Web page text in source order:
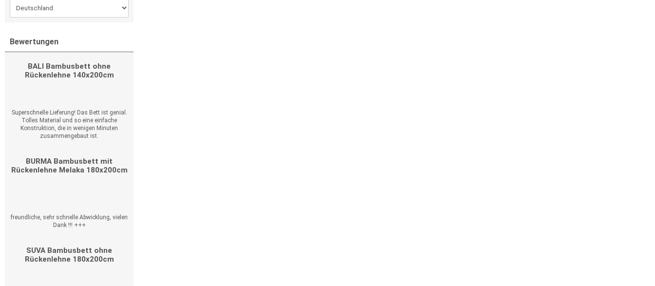
Bewertungen
BALI Bambusbett ohne
Rückenlehne 140x200cm
Superschnelle Lieferung! Das Bett ist genial.
Tolles Material und so eine einfache
Konstruktion, die in wenigen Minuten
zusammengebaut ist.
BURMA Bambusbett mit
Rückenlehne Melaka 180x200cm
freundliche, sehr schnelle Abwicklung, vielen
Dank !!! +++
SUVA Bambusbett ohne
Rückenlehne 180x200cm